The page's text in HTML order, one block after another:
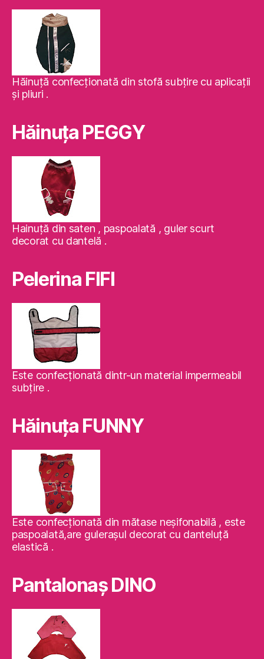
Hăinuţă confecţionată din stofă subţire cu aplicaţii
şi pliuri .
Hăinuţa PEGGY
Hainuţă din saten , paspoalată , guler scurt
decorat cu dantelă .
Pelerina FIFI
Este confecţionată dintr-un material impermeabil
subţire .
Hăinuţa FUNNY
Este confecţionată din mătase neşifonabilă , este
paspoalată,are guleraşul decorat cu danteluţă
elastică .
Pantalonaş DINO